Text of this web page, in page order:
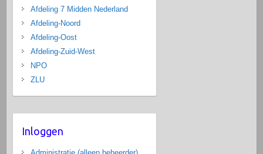
Afdeling 7 Midden Nederland
Afdeling-Noord
Afdeling-Oost
Afdeling-Zuid-West
NPO
ZLU
Inloggen